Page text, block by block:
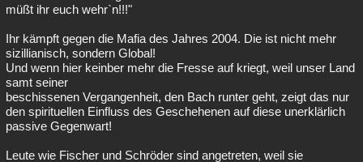
müßt ihr euch wehr`n!!!"
Ihr kämpft gegen die Mafia des Jahres 2004. Die ist nicht mehr
sizillianisch, sondern Global!
Und wenn hier keinber mehr die Fresse auf kriegt, weil unser Land
samt seiner
beschissenen Vergangenheit, den Bach runter geht, zeigt das nur
den spirituellen Einfluss des Geschehenen auf diese unerklärlich
passive Gegenwart!
Leute wie Fischer und Schröder sind angetreten, weil sie